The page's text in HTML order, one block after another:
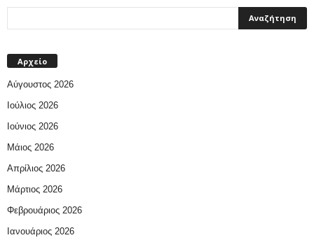
Αρχείο
Αύγουστος 2026
Ιούλιος 2026
Ιούνιος 2026
Μάιος 2026
Απρίλιος 2026
Μάρτιος 2026
Φεβρουάριος 2026
Ιανουάριος 2026